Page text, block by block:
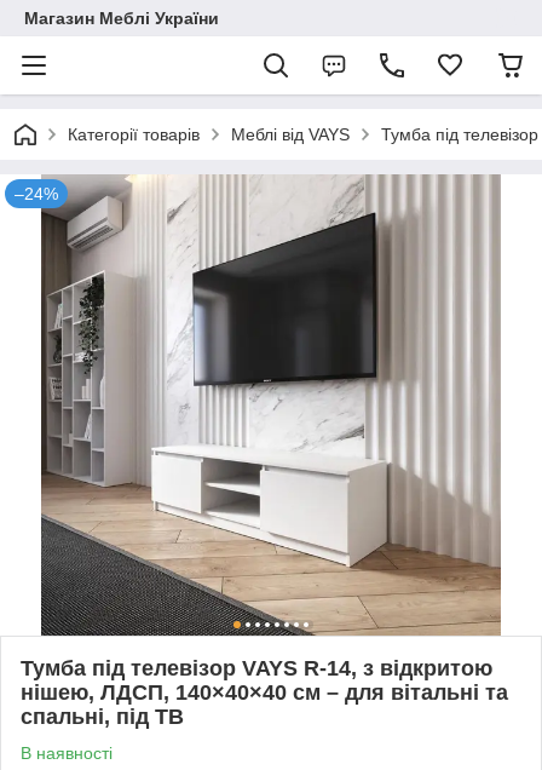
Магазин Меблі України
Категорії товарів Меблі від VAYS Тумба під
–24%
Тумба під телевізор VAYS R-14, з відкритою
нішею, ЛДСП, 140×40×40 см – для вітальні та
спальні, під ТВ
В наявності